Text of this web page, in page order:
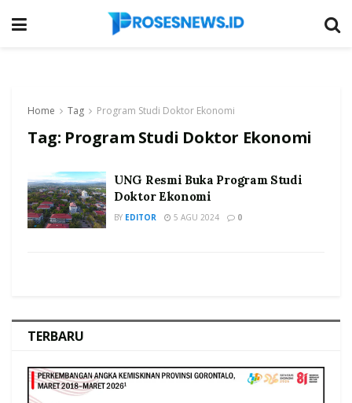
Home Tag Program Studi Doktor Ekonomi
Tag: Program Studi Doktor Ekonomi
UNG Resmi Buka Program Studi
Doktor Ekonomi
BY EDITOR 5 AGU 2024 0
TERBARU